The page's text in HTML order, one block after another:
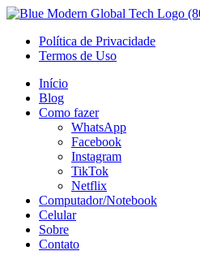
Ir
conteúdo
Política de Privacidade
Termos de Uso
Início
Blog
Como fazer
WhatsApp
Facebook
Instagram
TikTok
Netflix
Computador/Notebook
Celular
Sobre
Contato